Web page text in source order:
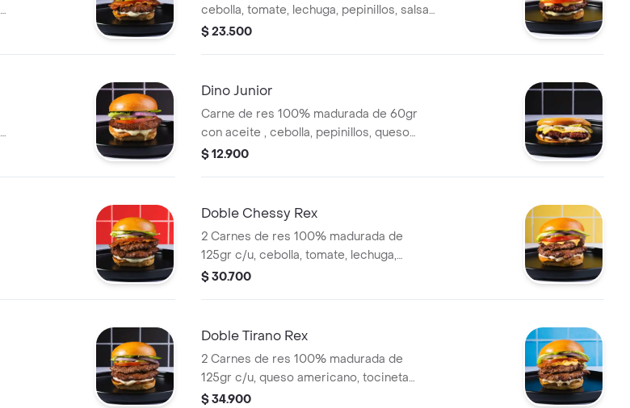
cebolla, tomate, lechuga, pepinillos, salsa
de ajo, queso americano y pan brioche
$ 23.500
Dino Junior
Carne de res 100% madurada de 60gr
con aceite , cebolla, pepinillos, queso
americano, salsa de ajo y pan brioche
$ 12.900
Doble Chessy Rex
2 Carnes de res 100% madurada de
125gr c/u, cebolla, tomate, lechuga,
pepinillos, salsa de ajo, queso americano
$ 30.700
Doble Tirano Rex
2 Carnes de res 100% madurada de
125gr c/u, queso americano, tocineta
humada, cebolla, tomate, lechuga,
$ 34.900